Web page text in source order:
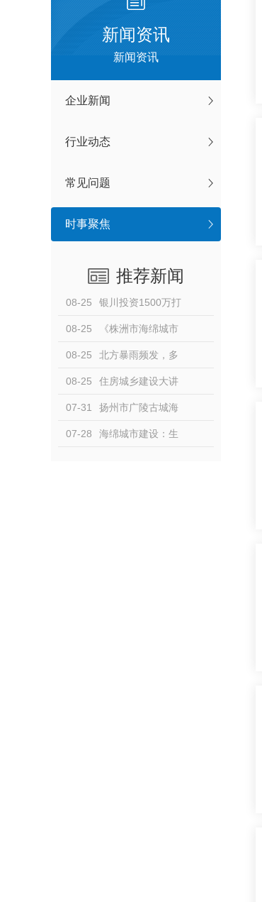
新闻资讯
新闻资讯
企业新闻
行业动态
常见问题
时事聚焦
推荐新闻
08-25 银川投资1500万打
造南塘湖生态公园，海绵
城市理念引领新风尚
08-25 《株洲市海绵城市
建设管理条例》今年10月1
日起施行
08-25 北方暴雨频发，多
地突发山洪！对话水文专
家徐宗学：防洪何以“为水
让路”
08-25 住房城乡建设大讲
堂第二十一期开讲
07-31 扬州市广陵古城海
绵示范片区项目：古法智
07-28 海绵城市建设：生